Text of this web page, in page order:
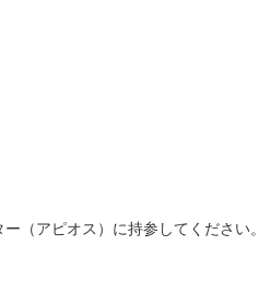
（アピオス）に持参してください。